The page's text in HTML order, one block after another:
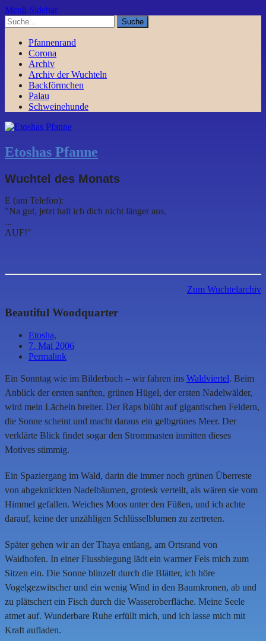
Menü Sidebar
Pfannenrand
Corona
Archiv
Archiv der Wuchteln
Backförmchen
Palau
Schweinehunde
Etoshas Pfanne
Wuchtel des Monats
E (am Telefon):
"Na gut, jetzt halt ich dich nicht länger aus.
...
AUF!"
Zum Wuchtelarchiv
Beautiful Woodquarter
Etosha,
7. Mai 2006
Permalink
Ein Sonntag wie im Bilderbuch – wir fahren ins Waldviertel. Beim
Anblick der ersten sanften, grünen Hügel, der ersten Nadelwälder,
wird mein Lächeln breiter. Der Raps blüht auf gigantischen Feldern,
die Sonne scheint und macht daraus ein gelbgrünes Meer. Der
verklärte Blick findet sogar den Strommasten inmitten dieses
Motives stimmig.
Ein Spaziergang im Wald, darin die immer noch grünen Überreste
von abgeknickten Nadelbäumen, grotesk verteilt, als wären sie vom
Himmel gefallen. Weiches Moos unter den Füßen, und ich achte
darauf, keine der unzähligen Schlüsselblumen zu zertreten.
Später gehen wir an der Thaya entlang, am Ortsrand von
Waidhofen. In einer Flussbiegung lädt ein warmer Fels mich zum
Sitzen ein. Die Sonne blinzelt durch die Blätter, ich höre
Vogelgezwitscher und ein wenig Wind in den Baumkronen, ab und
zu plätschert ein Fisch durch die Wasseroberfläche. Meine Seele
atmet auf. Wunderbare Ruhe erfüllt mich, und ich lasse mich mit
Kraft aufladen.